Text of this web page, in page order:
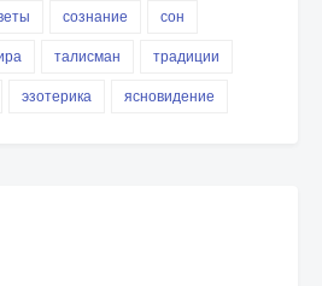
сознание
сон
талисман
традиции
эзотерика ясновидение